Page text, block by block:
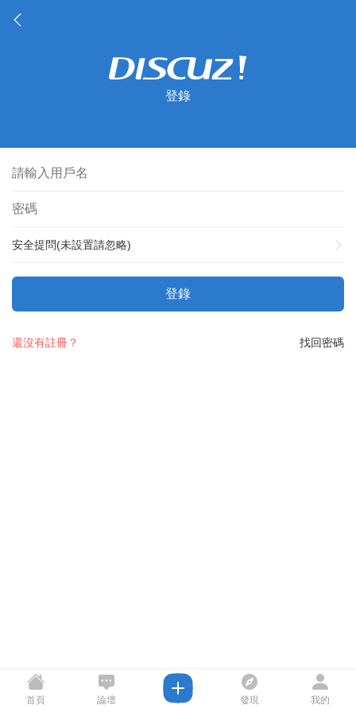
登錄
安全提問(未設置請忽略)
登錄
找回密碼
還沒有註冊？
首頁 論壇 發現 我的